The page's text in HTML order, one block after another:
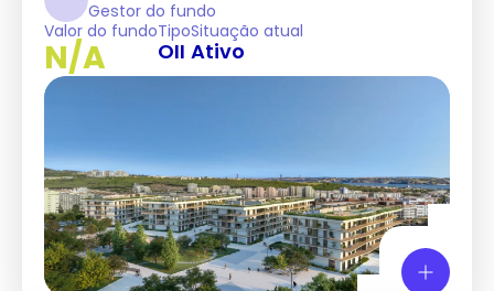
Gestor do fundo
Valor do fundo
N/A
Tipo
OII
Situação atual
Ativo